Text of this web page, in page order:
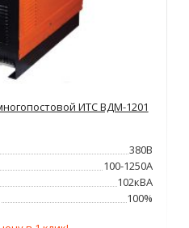
ИТС ВДМ-1201
380В
100-1250А
102кВА
100%